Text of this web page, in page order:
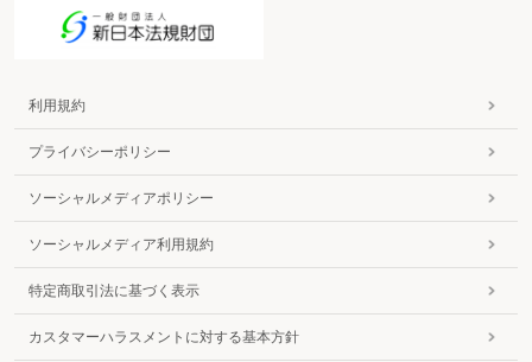
利用規約
プライバシーポリシー
ソーシャルメディアポリシー
ソーシャルメディア利用規約
特定商取引法に基づく表示
カスタマーハラスメントに対する基本方針